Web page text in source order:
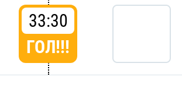
33:30
ГОЛ!!!